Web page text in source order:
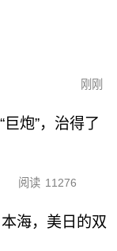
刚刚
炮”，治得了
阅读 11276
海，美日的双